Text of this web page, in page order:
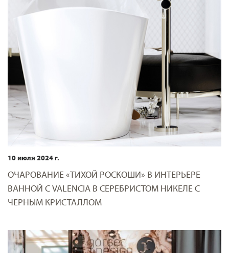
10 июля 2024 г.
ОЧАРОВАНИЕ «ТИХОЙ РОСКОШИ» В ИНТЕРЬЕРЕ
ВАННОЙ С VALENCIA В СЕРЕБРИСТОМ НИКЕЛЕ С
ЧЕРНЫМ КРИСТАЛЛОМ